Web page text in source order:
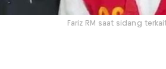
Fariz RM saat sidang